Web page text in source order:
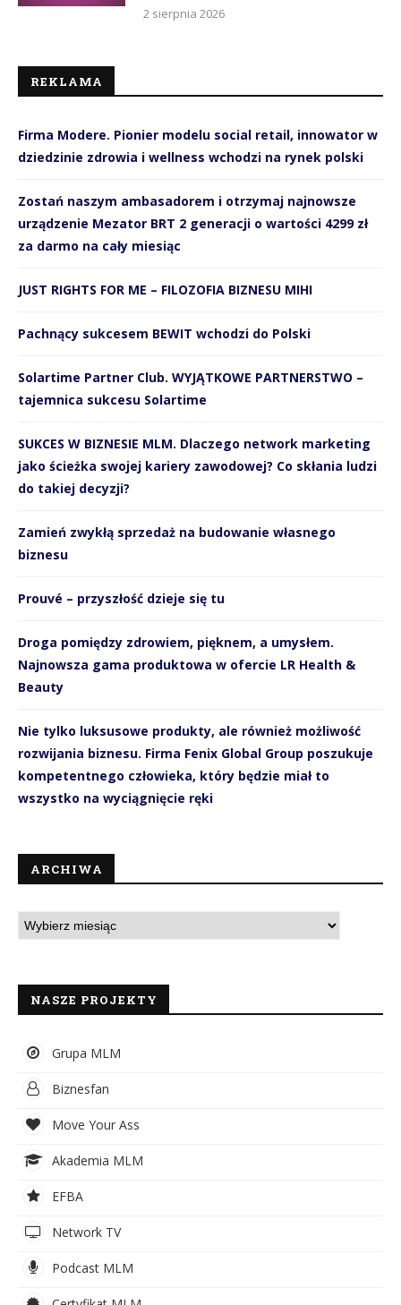
2 sierpnia 2026
REKLAMA
Firma Modere. Pionier modelu social retail, innowator w
dziedzinie zdrowia i wellness wchodzi na rynek polski
Zostań naszym ambasadorem i otrzymaj najnowsze
urządzenie Mezator BRT 2 generacji o wartości 4299 zł
za darmo na cały miesiąc
JUST RIGHTS FOR ME – FILOZOFIA BIZNESU MIHI
Pachnący sukcesem BEWIT wchodzi do Polski
Solartime Partner Club. WYJĄTKOWE PARTNERSTWO –
tajemnica sukcesu Solartime
SUKCES W BIZNESIE MLM. Dlaczego network marketing
jako ścieżka swojej kariery zawodowej? Co skłania ludzi
do takiej decyzji?
Zamień zwykłą sprzedaż na budowanie własnego
biznesu
Prouvé – przyszłość dzieje się tu
Droga pomiędzy zdrowiem, pięknem, a umysłem.
Najnowsza gama produktowa w ofercie LR Health &
Beauty
Nie tylko luksusowe produkty, ale również możliwość
rozwijania biznesu. Firma Fenix Global Group poszukuje
kompetentnego człowieka, który będzie miał to
wszystko na wyciągnięcie ręki
ARCHIWA
NASZE PROJEKTY
Grupa MLM
Biznesfan
Move Your Ass
Akademia MLM
EFBA
Network TV
Podcast MLM